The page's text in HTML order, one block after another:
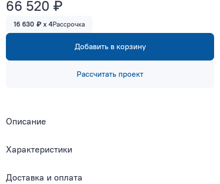
66 520 ₽
16 630 ₽ x 4Рассрочка
Добавить в корзину
Рассчитать проект
Описание
Характеристики
Доставка и оплата